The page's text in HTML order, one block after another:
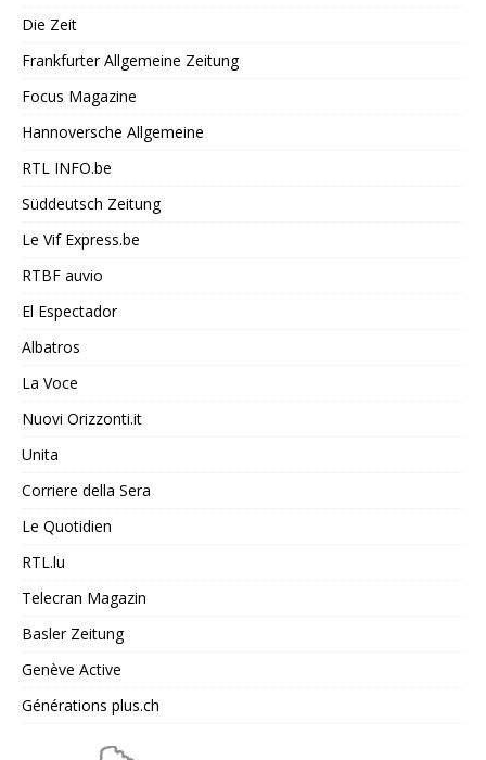
Die Zeit
Frankfurter Allgemeine Zeitung
Focus Magazine
Hannoversche Allgemeine
RTL INFO.be
Süddeutsch Zeitung
Le Vif Express.be
RTBF auvio
El Espectador
Albatros
La Voce
Nuovi Orizzonti.it
Unita
Corriere della Sera
Le Quotidien
RTL.lu
Telecran Magazin
Basler Zeitung
Genève Active
Générations plus.ch